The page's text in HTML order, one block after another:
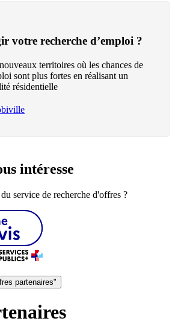
votre recherche d’emploi ?
territoires où les chances de
sont plus fortes en réalisant un
résidentielle
intéresse
service de recherche d'offres ?
partenaires"